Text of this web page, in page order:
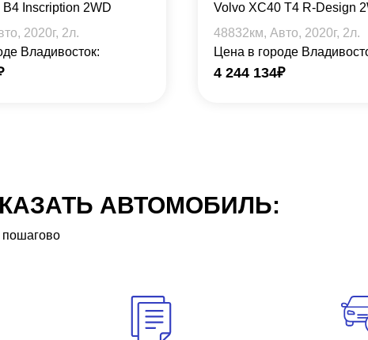
Inscription 2WD
2020г, 2л.
Владивосток:
Volvo XC40 T4 R-Design
48832км, Авто, 2020г, 2л.
Цена в городе
4 244 134₽
АВТОМОБИЛЬ:
пошагово